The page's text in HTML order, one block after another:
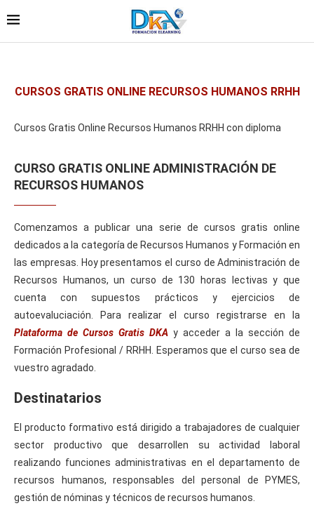
CURSOS GRATIS ONLINE RECURSOS HUMANOS RRHH
Cursos Gratis Online Recursos Humanos RRHH con diploma
CURSO GRATIS ONLINE ADMINISTRACIÓN DE
RECURSOS HUMANOS
Comenzamos a publicar una serie de cursos gratis online
dedicados a la categoría de Recursos Humanos y Formación en
las empresas. Hoy presentamos el curso de Administración de
Recursos Humanos, un curso de 130 horas lectivas y que
cuenta con supuestos prácticos y ejercicios de
autoevaluciación. Para realizar el curso registrarse en la
Plataforma de Cursos Gratis DKA y acceder a la sección de
Formación Profesional / RRHH. Esperamos que el curso sea de
vuestro agradado.
Destinatarios
El producto formativo está dirigido a trabajadores de cualquier
sector productivo que desarrollen su actividad laboral
realizando funciones administrativas en el departamento de
recursos humanos, responsables del personal de PYMES,
gestión de nóminas y técnicos de recursos humanos.